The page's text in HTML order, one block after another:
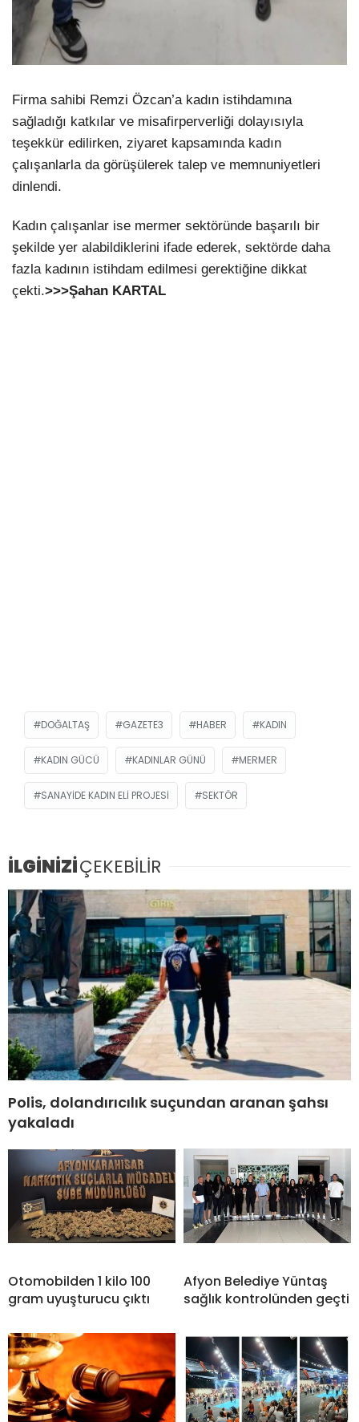
Firma sahibi Remzi Özcan’a kadın istihdamına
sağladığı katkılar ve misafirperverliği dolayısıyla
teşekkür edilirken, ziyaret kapsamında kadın
çalışanlarla da görüşülerek talep ve memnuniyetleri
dinlendi.
Kadın çalışanlar ise mermer sektöründe başarılı bir
şekilde yer alabildiklerini ifade ederek, sektörde daha
fazla kadının istihdam edilmesi gerektiğine dikkat
çekti.>>>Şahan KARTAL
DOĞALTAŞ GAZETE3 HABER KADIN
KADIN GÜCÜ KADINLAR GÜNÜ MERMER
SANAYIDE KADIN ELI PROJESI SEKTÖR
İLGİNİZİÇEKEBİLİR
Polis, dolandırıcılık suçundan aranan şahsı
yakaladı
Otomobilden 1 kilo 100
gram uyuşturucu çıktı
Afyon Belediye Yüntaş
sağlık kontrolünden geçti